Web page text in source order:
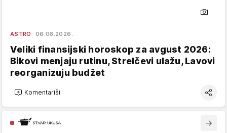
ASTRO 06.08.2026.
Veliki finansijski horoskop za avgust 2026:
Bikovi menjaju rutinu, Strelčevi ulažu, Lavovi
reorganizuju budžet
Komentariši